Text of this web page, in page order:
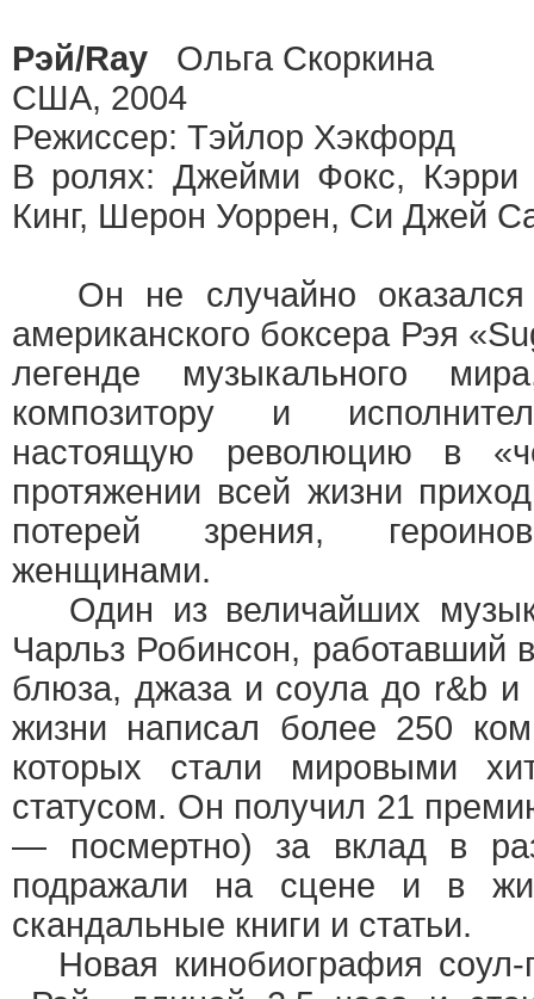
Рэй/Ray Ольга Скоркина
США, 2004
Режиссер: Тэйлор Хэкфорд
В ролях: Джейми Фокс, Кэрри
Кинг, Шерон Уоррен, Си Джей
Он не случайно оказался
американского боксера Рэя
легенде музыкального
композитору и
настоящую революцию в
протяжении всей жизни
потерей зрения,
женщинами.
Один из величайших
Чарльз Робинсон, работавший
блюза, джаза и соула до r&b
жизни написал более 250
которых стали мировыми
статусом. Он получил 21
— посмертно) за вклад в
подражали на сцене и в
скандальные книги и статьи.
Новая кинобиография соул-